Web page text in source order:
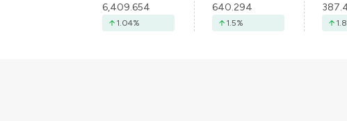
6,409.654
1.04%
640.294
1.5%